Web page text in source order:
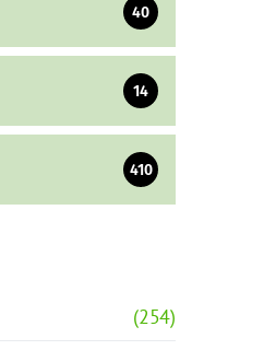
40
14
410
(254)